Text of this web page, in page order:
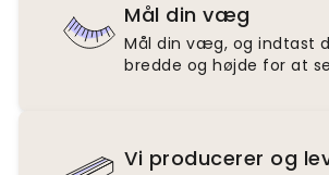
Mål din væg
Mål din væg, og indtast
bredde og højde for at
Vi producerer og